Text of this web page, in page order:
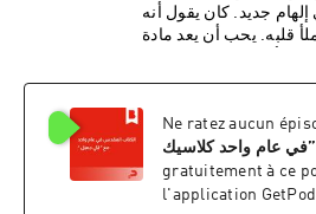
إلهام جديد. كان يقول أنه
قلبه. يحب أن يعد مادة
المهم: "لأنه من فضلة
أمورا جيدة في قلبك؟
Ne ratez aucun
في عام واحد كلاسيك”
gratuitement à ce
l'application